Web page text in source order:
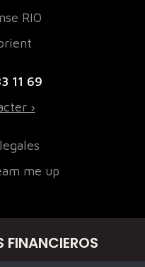
RIO
11 69
›
me up
FINANCIEROS